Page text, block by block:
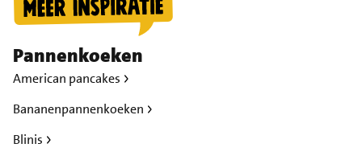
Pannenkoeken
American pancakes
Bananenpannenkoeken
Blinis